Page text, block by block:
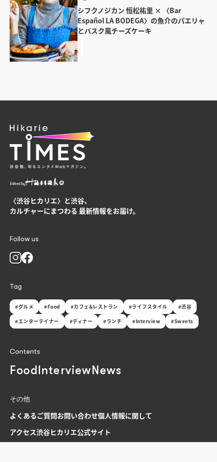
シフクノジカン 恒松祐里 × 〈Bar
Español LA BODEGA〉の魚介のパエリャ
とバスク風チーズケーキ
Edited by
〈渋谷ヒカリエ〉と渋谷、
カルチャーにまつわる 最新情報をお届け。
Follow us
Tag
#グルメ #Food #カフェ&レストラン #ライフスタイル
#渋谷
#エンターテイナー
#ディナー #ランチ #Interview #Sweets
Contents
Food Interview News
その他
よくあるご質問お問い合わせ個人情報に関して
アクセス渋谷ヒカリエ公式サイト